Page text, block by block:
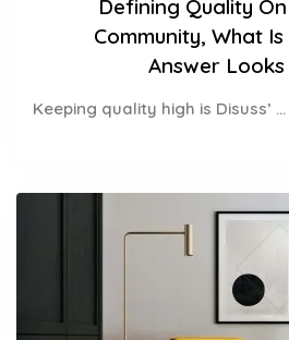
Defining Quality
Community, What
Answer Looks
Keeping quality high is Disuss’ ...